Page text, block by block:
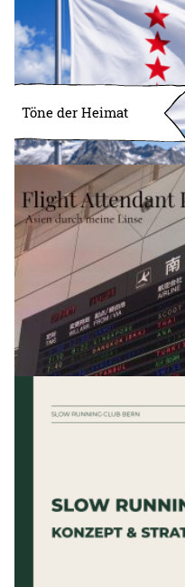
Töne der Heimat